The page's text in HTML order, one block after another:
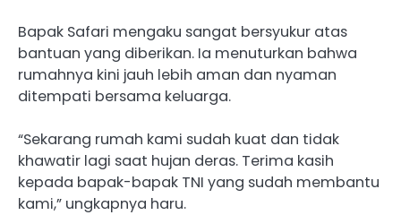
Bapak Safari mengaku sangat bersyukur atas
bantuan yang diberikan. Ia menuturkan bahwa
rumahnya kini jauh lebih aman dan nyaman
ditempati bersama keluarga.
“Sekarang rumah kami sudah kuat dan tidak
khawatir lagi saat hujan deras. Terima kasih
kepada bapak-bapak TNI yang sudah membantu
kami,” ungkapnya haru.